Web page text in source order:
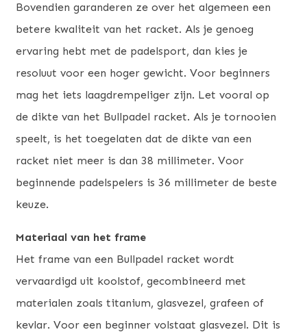
Bovendien garanderen ze over het algemeen een
betere kwaliteit van het racket. Als je genoeg
ervaring hebt met de padelsport, dan kies je
resoluut voor een hoger gewicht. Voor beginners
mag het iets laagdrempeliger zijn. Let vooral op
de dikte van het Bullpadel racket. Als je tornooien
speelt, is het toegelaten dat de dikte van een
racket niet meer is dan 38 millimeter. Voor
beginnende padelspelers is 36 millimeter de beste
keuze.
Materiaal van het frame
Het frame van een Bullpadel racket wordt
vervaardigd uit koolstof, gecombineerd met
materialen zoals titanium, glasvezel, grafeen of
kevlar. Voor een beginner volstaat glasvezel. Dit is